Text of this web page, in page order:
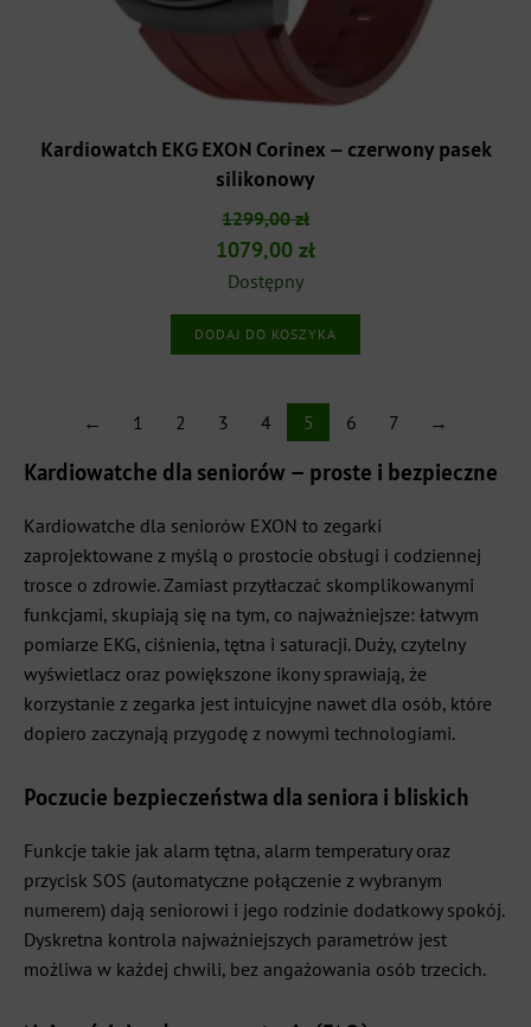
Kardiowatch EKG EXON Corinex – czerwony pasek
silikonowy
1299,00zł
Pierwotna
cena
wynosiła:
1299,00 zł.
1079,00 złAktualna
wynosi:
1079,00 zł.
Dostępny
DODAJ DO KOSZYKA
← 1 2 3 4 5 6 7 →
Kardiowatche dla seniorów – proste i bezpieczne
Kardiowatche dla seniorów EXON to zegarki
zaprojektowane z myślą o prostocie obsługi i codziennej
trosce o zdrowie. Zamiast przytłaczać skomplikowanymi
funkcjami, skupiają się na tym, co najważniejsze: łatwym
pomiarze EKG, ciśnienia, tętna i saturacji. Duży, czytelny
wyświetlacz oraz powiększone ikony sprawiają, że
korzystanie z zegarka jest intuicyjne nawet dla osób, które
dopiero zaczynają przygodę z nowymi technologiami.
Poczucie bezpieczeństwa dla seniora i bliskich
Funkcje takie jak alarm tętna, alarm temperatury oraz
przycisk SOS (automatyczne połączenie z wybranym
numerem) dają seniorowi i jego rodzinie dodatkowy spokój.
Dyskretna kontrola najważniejszych parametrów jest
możliwa w każdej chwili, bez angażowania osób trzecich.